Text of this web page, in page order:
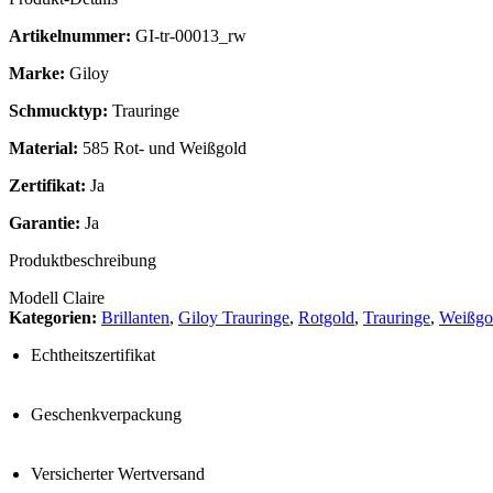
Artikelnummer: GI-tr-00013_rw
Marke: Giloy
Schmucktyp: Trauringe
Material: 585 Rot- und Weißgold
Zertifikat: Ja
Garantie: Ja
Produktbeschreibung
Modell Claire
Kategorien: Brillanten, Giloy Trauringe, Rotgold, Trauringe,
Echtheitszertifikat
Geschenkverpackung
Versicherter Wertversand